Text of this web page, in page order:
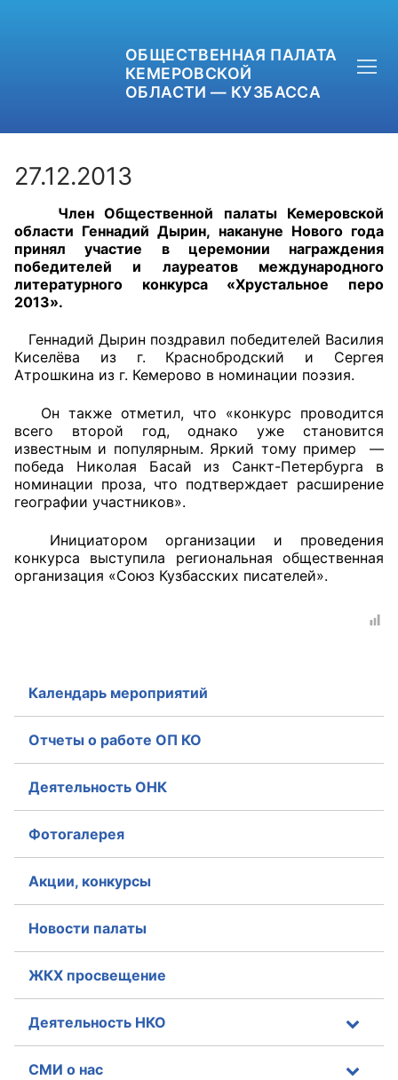
ОБЩЕСТВЕННАЯ ПАЛАТА
КЕМЕРОВСКОЙ
ОБЛАСТИ — КУЗБАССА
+7 (3842) 58-82-40
OPKO42@BK.RU
Главная
Общественные советы
Общественные советы при территориальных
органах федеральных органов
исполнительной власти
Структура Палаты
Экспертный совет ОП КО
Совет ОП КО
Члены ОП КО
Документы ОП КО
Регламент ОП КО
Кодекс этики ОП КО
Положения
27.12.2013
Член Общественной палаты Кемеровской
области Геннадий Дырин, накануне Нового года
принял участие в церемонии награждения
победителей и лауреатов международного
литературного конкурса «Хрустальное перо
2013».
Геннадий Дырин поздравил победителей Василия
Киселёва из г. Краснобродский и Сергея
Атрошкина из г. Кемерово в номинации поэзия.
Он также отметил, что «конкурс проводится
всего второй год, однако уже становится
известным и популярным. Яркий тому пример —
победа Николая Басай из Санкт-Петербурга в
номинации проза, что подтверждает расширение
географии участников».
Инициатором организации и проведения
конкурса выступила региональная общественная
организация «Союз Кузбасских писателей».
Календарь мероприятий
Отчеты о работе ОП КО
Деятельность ОНК
Фотогалерея
Акции, конкурсы
Новости палаты
ЖКХ просвещение
Деятельность НКО
СМИ о нас